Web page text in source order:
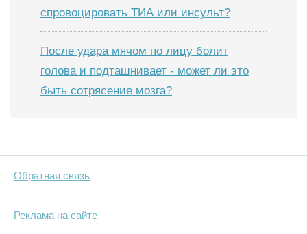
спровоцировать ТИА или инсульт?
После удара мячом по лицу болит
голова и подташнивает - может ли это
быть сотрясение мозга?
Обратная связь
Реклама на сайте